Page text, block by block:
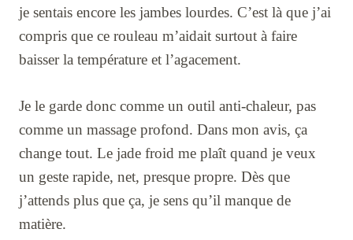
je sentais encore les jambes lourdes. C’est là que j’ai
compris que ce rouleau m’aidait surtout à faire
baisser la température et l’agacement.
Je le garde donc comme un outil anti-chaleur, pas
comme un massage profond. Dans mon avis, ça
change tout. Le jade froid me plaît quand je veux
un geste rapide, net, presque propre. Dès que
j’attends plus que ça, je sens qu’il manque de
matière.